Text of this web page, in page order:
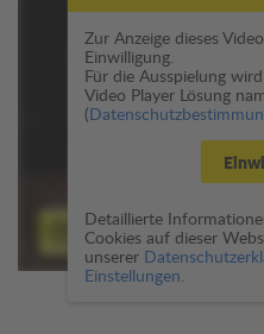
Zur Anzeige dieses
Einwilligung.
Für die Ausspielung
Video Player Lösung
(
Detaillierte
Cookies auf dieser
unserer
Einstellungen.